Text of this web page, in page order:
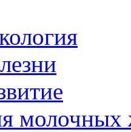
молочных